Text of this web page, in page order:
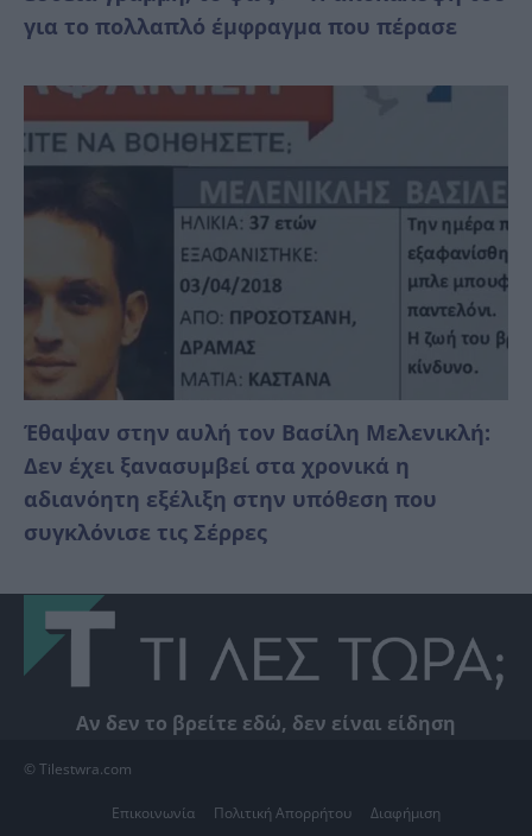
για το πολλαπλό έμφραγμα που πέρασε
Έθαψαν στην αυλή τον Βασίλη Μελενικλή:
Δεν έχει ξανασυμβεί στα χρονικά η
αδιανόητη εξέλιξη στην υπόθεση που
συγκλόνισε τις Σέρρες
Αν δεν το βρείτε εδώ, δεν είναι είδηση
© Tilestwra.com
Επικοινωνία Πολιτική Απορρήτου Διαφήμιση